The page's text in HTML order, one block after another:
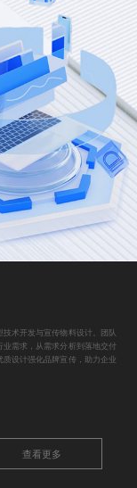
术开发与宣传物料设计。团队
需求，从需求分析到落地交付
设计强化品牌宣传，助力企业
查看更多